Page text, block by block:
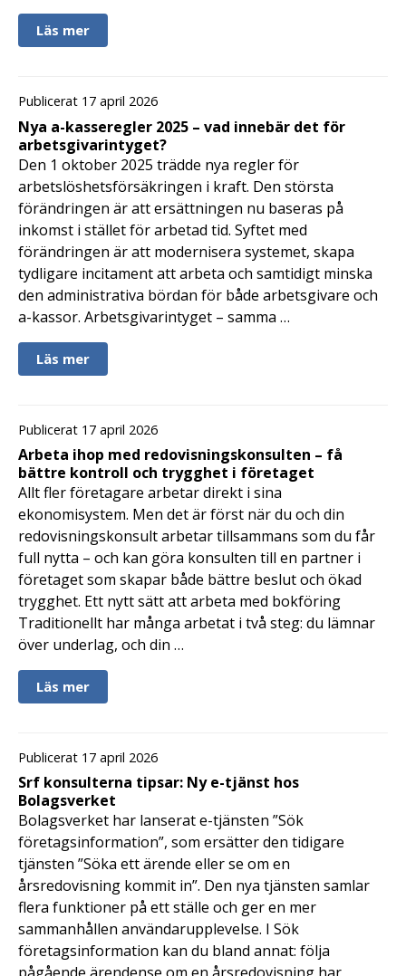
Läs mer
Publicerat 17 april 2026
Nya a-kasseregler 2025 – vad innebär det för
arbetsgivarintyget?
Den 1 oktober 2025 trädde nya regler för
arbetslöshetsförsäkringen i kraft. Den största
förändringen är att ersättningen nu baseras på
inkomst i stället för arbetad tid. Syftet med
förändringen är att modernisera systemet, skapa
tydligare incitament att arbeta och samtidigt minska
den administrativa bördan för både arbetsgivare och
a-kassor. Arbetsgivarintyget – samma …
Läs mer
Publicerat 17 april 2026
Arbeta ihop med redovisningskonsulten – få
bättre kontroll och trygghet i företaget
Allt fler företagare arbetar direkt i sina
ekonomisystem. Men det är först när du och din
redovisningskonsult arbetar tillsammans som du får
full nytta – och kan göra konsulten till en partner i
företaget som skapar både bättre beslut och ökad
trygghet. Ett nytt sätt att arbeta med bokföring
Traditionellt har många arbetat i två steg: du lämnar
över underlag, och din …
Läs mer
Publicerat 17 april 2026
Srf konsulterna tipsar: Ny e-tjänst hos
Bolagsverket
Bolagsverket har lanserat e-tjänsten ”Sök
företagsinformation”, som ersätter den tidigare
tjänsten ”Söka ett ärende eller se om en
årsredovisning kommit in”. Den nya tjänsten samlar
flera funktioner på ett ställe och ger en mer
sammanhållen användarupplevelse. I Sök
företagsinformation kan du bland annat: följa